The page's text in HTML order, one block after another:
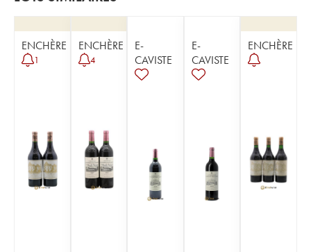
ENCHÈRE
1
ENCHÈRE
4
E-
CAVISTE
E-
CAVISTE
ENCHÈRE